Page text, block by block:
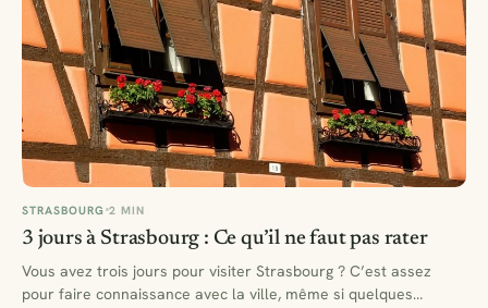
STRASBOURG 2 MIN
3 jours à Strasbourg : Ce qu’il ne faut pas rater
Vous avez trois jours pour visiter Strasbourg ? C’est assez
pour faire connaissance avec la ville, même si quelques…